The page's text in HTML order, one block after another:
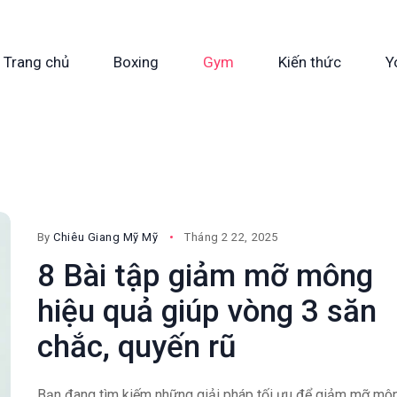
Trang chủ Boxing Gym Kiến thức
ByChiêu Giang Mỹ Mỹ Tháng 2 22, 2025
8 Bài tập giảm mỡ mông
hiệu quả giúp vòng 3 săn
chắc, quyến rũ